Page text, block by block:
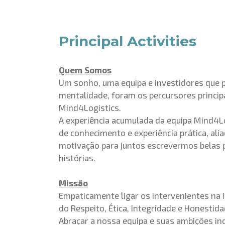
Principal Activities
Quem Somos
Um sonho, uma equipa e investidores que
mentalidade, foram os percursores
Mind4Logistics.
A experiência acumulada da equipa
de conhecimento e experiência prática,
motivação para juntos escrevermos belas
histórias.
Missão
Empaticamente ligar os intervenientes na
do Respeito, Ética, Integridade e
Abraçar a nossa equipa e suas ambições